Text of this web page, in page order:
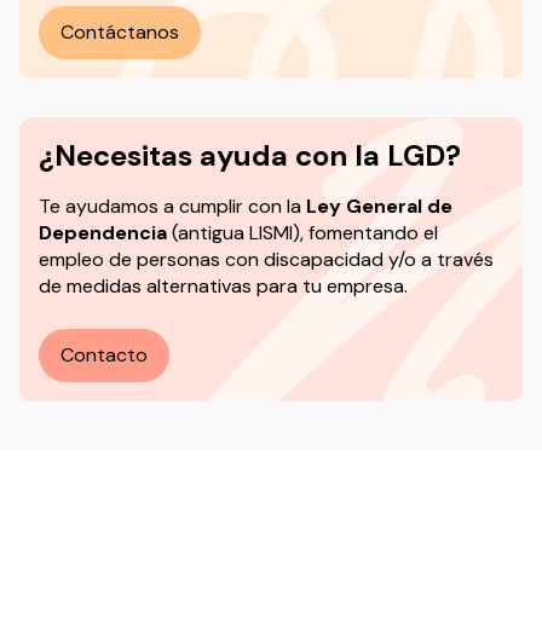
Contáctanos
¿Necesitas ayuda con la LGD?
Te ayudamos a cumplir con la Ley General de
Dependencia(antigua LISMI), fomentando el
empleo de personas con discapacidad y/o a través
de medidas alternativas para tu empresa.
Contacto